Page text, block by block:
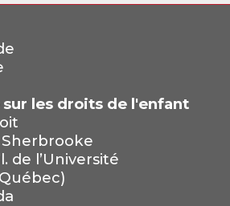
les droits de l'enfant
de l’Université